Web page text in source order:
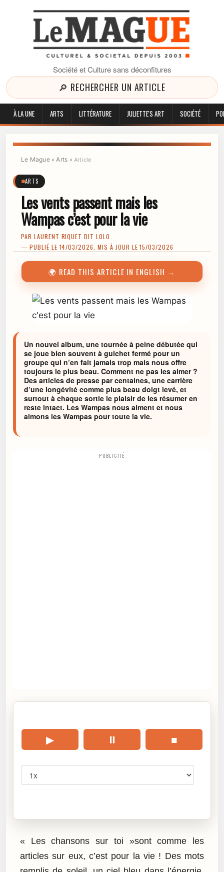
Société et Culture sans déconfitures
🔎 RECHERCHER UN ARTICLE
À LA UNE ARTS LITTÉRATURE JULIETTE'S ART SOCIÉTÉ
Le Mague»Arts » Article
ARTS
Les vents passent mais les
Wampas c’est pour la vie
PAR LAURENT RIQUET DIT LOLO
— PUBLIÉ LE 14/03/2026, MIS À JOUR LE 15/03/2026
🌍 READ THIS ARTICLE IN ENGLISH →
Un nouvel album, une tournée à peine débutée qui
se joue bien souvent à guichet fermé pour un
groupe qui n’en fait jamais trop mais nous offre
toujours le plus beau. Comment ne pas les aimer ?
Des articles de presse par centaines, une carrière
d’une longévité comme plus beau doigt levé, et
surtout à chaque sortie le plaisir de les résumer en
reste intact. Les Wampas nous aiment et nous
aimons les Wampas pour toute la vie.
PUBLICITÉ
▶ ⏸ ■
« Les chansons sur toi »sont comme les
articles sur eux, c’est pour la vie ! Des mots